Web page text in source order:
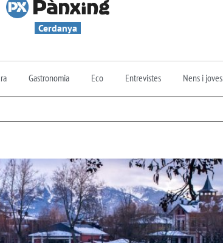
Cerdanya
Gastronomia Eco Entrevistes Nens i joves